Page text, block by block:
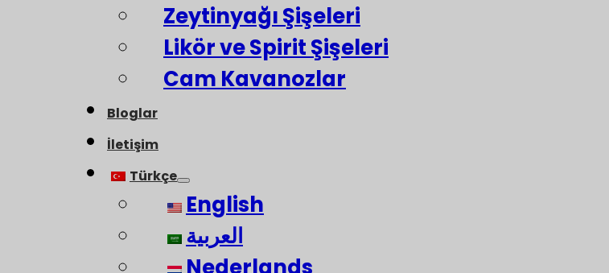
Zeytinyağı Şişeleri
Likör ve Spirit Şişeleri
Cam Kavanozlar
Bloglar
İletişim
Türkçe
English
العربية
Nederlands